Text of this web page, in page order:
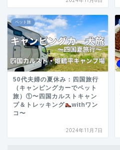
ペット旅
50代夫婦の夏休み：四国旅行
（キャンピングカーでペット
旅）①〜四国カルストキャン
プ＆トレッキング
withワン
コ〜
2024年11月7日